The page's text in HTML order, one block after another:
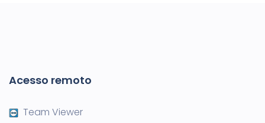
Acesso remoto
Team Viewer